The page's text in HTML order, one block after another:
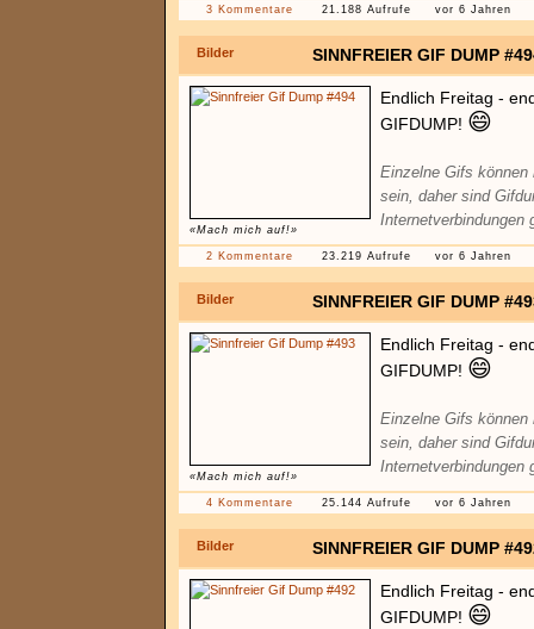
3 Kommentare 21.188 Aufrufe vor 6 Jahren
Bilder SINNFREIER GIF DUMP
«Mach mich auf!»
Endlich Freitag -
GIFDUMP! 😄
Einzelne Gifs können
sein, daher sind
Internetverbindungen
2 Kommentare 23.219 Aufrufe vor 6 Jahren
Bilder SINNFREIER GIF DUMP
«Mach mich auf!»
Endlich Freitag -
GIFDUMP! 😄
Einzelne Gifs können
sein, daher sind
Internetverbindungen
4 Kommentare 25.144 Aufrufe vor 6 Jahren
Bilder SINNFREIER GIF DUMP
Endlich Freitag -
GIFDUMP! 😄